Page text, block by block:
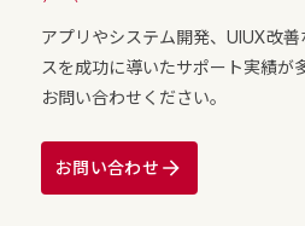
アプリやシステム開発、UIUX改
スを成功に導いたサポート実績が
お問い合わせください。
お問い合わせ